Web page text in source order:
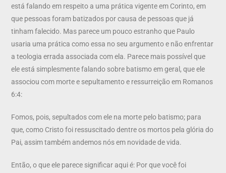
está falando em respeito a uma prática vigente em Corinto, em
que pessoas foram batizados por causa de pessoas que já
tinham falecido. Mas parece um pouco estranho que Paulo
usaria uma prática como essa no seu argumento e não enfrentar
a teologia errada associada com ela. Parece mais possível que
ele está simplesmente falando sobre batismo em geral, que ele
associou com morte e sepultamento e ressurreição em Romanos
6:4:
Fomos, pois, sepultados com ele na morte pelo batismo; para
que, como Cristo foi ressuscitado dentre os mortos pela glória do
Pai, assim também andemos nós em novidade de vida.
Então, o que ele parece significar aqui é: Por que você foi